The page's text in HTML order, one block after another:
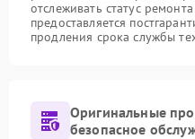
отслеживать статус
предоставляется
продления срока службы
Оригинальные
безопасное